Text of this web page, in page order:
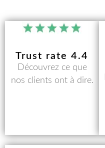
Trust rate 4.4​
Découvrez ce que
nos clients ont à dire.